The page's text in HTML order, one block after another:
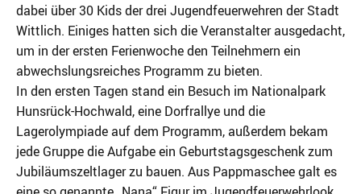
dabei über 30 Kids der drei Jugendfeuerwehren der Stadt
Wittlich. Einiges hatten sich die Veranstalter ausgedacht,
um in der ersten Ferienwoche den Teilnehmern ein
abwechslungsreiches Programm zu bieten.
In den ersten Tagen stand ein Besuch im Nationalpark
Hunsrück-Hochwald, eine Dorfrallye und die
Lagerolympiade auf dem Programm, außerdem bekam
jede Gruppe die Aufgabe ein Geburtstagsgeschenk zum
Jubiläumszeltlager zu bauen. Aus Pappmaschee galt es